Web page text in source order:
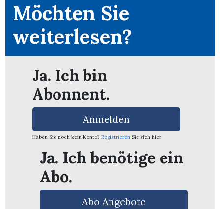
Möchten Sie
weiterlesen?
Ja. Ich bin
Abonnent.
Anmelden
Haben Sie noch kein Konto? Registrieren Sie sich hier
Ja. Ich benötige ein
Abo.
Abo Angebote